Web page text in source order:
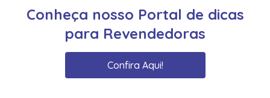
Conheça nosso Portal de dicas
para Revendedoras
Confira Aqui!